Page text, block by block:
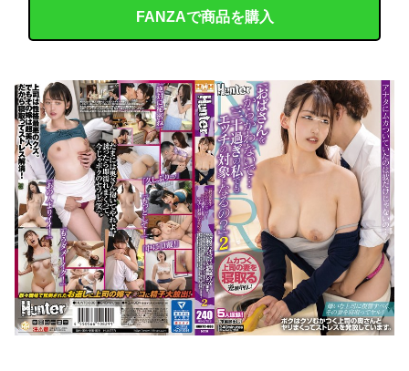
FANZAで商品を購入